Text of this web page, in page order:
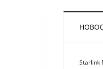
Starlink